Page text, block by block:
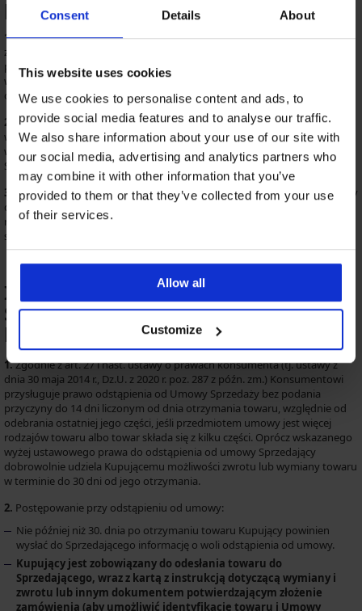
Consent Details About
This website uses cookies
We use cookies to personalise content and ads, to
provide social media features and to analyse our traffic.
We also share information about your use of our site with
our social media, advertising and analytics partners who
may combine it with other information that you’ve
provided to them or that they’ve collected from your use
of their services.
Allow all
Customize
porozumieniem stron
1.Sprzedający jest uprawniony do odstąpienia od Umowy Sprzedaży
zawartej z Kupującym w przypadku, gdy zamówiony towar nie jest już
produkowany albo dostarczany, a także w przypadku oczywistego błędu
w cenie towaru (tj. ceny, której wysokość w sposób rażący odbiega od
ceny za dany typ/rodzaj towaru).
2.
Sprzedającemu przysługuje również prawo do odstąpienia od umowy
w sytuacji, gdy Kupujący nie zrealizuje płatności w formie bezgotówkowej
w terminie 1 dnia roboczego liczonego od dnia zawarcia Umowy
Sprzedaży.
3.
Kupujący może w dowolnym momencie od zawarcia Umowy Sprzedaży
do momentu wysyłki towaru zwrócić się do Sprzedającego celem jej
rozwiązania. Umowa Sprzedaży zostanie rozwiązania za porozumieniem
stron w momencie, kiedy Sprzedający zatwierdzi jej rozwiązanie.
IX. Warunki odstąpienia od Umowy
Sprzedaży przez Kupującego
będącego Konsumentem
1.Zgodnie z art. 27 i nast. ustawy o prawach konsumenta (tj. ustawy z
dnia 30 maja 2014 r., Dz.U. z 2020 r. poz. 287 z późn. zm.) Konsumentowi
przysługuje prawo odstąpienia od Umowy Sprzedaży bez podania
przyczyny do 14 dni liczonym od dnia otrzymania towaru, względnie od
odebrania ostatniej jego części, jeśli przedmiotem umowy jest więcej
rodzajów towaru albo towar składa się z kilku części. Oprócz wskazanego
wyżej ustawowego prawa do odstąpienia od umowy Sprzedający
dobrowolnie udziela Kupującemu możliwości zwrotu lub wymiany towaru
w terminie do 30 dni od jego otrzymania.
2. Postępowanie przy odstąpieniu od umowy:
Nie później niż 30. dnia po otrzymaniu towaru Kupujący powinien
wysłać do Sprzedającego informację o woli odstąpienia od umowy.
Kupujący jest zobowiązany do odesłania towaru do
Sprzedającego, wraz z kartą z instrukcją dotyczącą wymiany i
zwrotu lub innym dokumentem potwierdzającym złożenie
zamówienia (aby umożliwić identyfikację towaru i Umowy